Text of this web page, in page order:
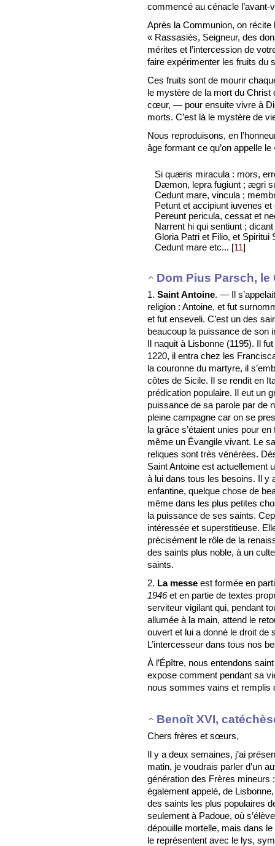
commencé au cénacle l’avant-
Après la Communion, on récite
« Rassasiés, Seigneur, des
mérites et l’intercession de
faire expérimenter les fruits du
Ces fruits sont de mourir
le mystère de la mort du Christ
cœur, — pour ensuite vivre à
morts. C’est là le mystère de
Nous reproduisons, en
âge formant ce qu’on appelle
Si quæris miracula : mors,
Dæmon, lepra fugiunt ; ægri
Cedunt mare, vincula ;
Petunt et accipiunt iuvenes et
Pereunt pericula, cessat et
Narrent hi qui sentiunt ;
Gloria Patri et Filio, et Spiritui
Cedunt mare etc... [11]
Dom Pius Parsch, le
1. Saint Antoine. — Il
religion : Antoine, et fut
et fut enseveli. C’est un des
beaucoup la puissance de son
Il naquit à Lisbonne (1195). Il
1220, il entra chez les
la couronne du martyre, il
côtes de Sicile. Il se rendit en
prédication populaire. Il eut un
puissance de sa parole par de
pleine campagne car on se
la grâce s’étaient unies pour
même un Évangile vivant. Le
reliques sont très vénérées.
Saint Antoine est actuellement
à lui dans tous les besoins. Il y
enfantine, quelque chose de
même dans les plus petites
la puissance de ses saints.
intéressée et superstitieuse.
précisément le rôle de la
des saints plus noble, à un
saints.
2. La messe est formée en
1946et en partie de textes
serviteur vigilant qui, pendant
allumée à la main, attend le
ouvert et lui a donné le droit de
L’intercesseur dans tous nos
À l’Épître, nous entendons
expose comment pendant sa
nous sommes vains et remplis
Benoît XVI,
Chers frères et sœurs,
Il y a deux semaines, j’ai
matin, je voudrais parler d’un
génération des Frères mineurs
également appelé, de
des saints les plus populaires
seulement à Padoue, où
dépouille mortelle, mais dans
le représentent avec le lys,